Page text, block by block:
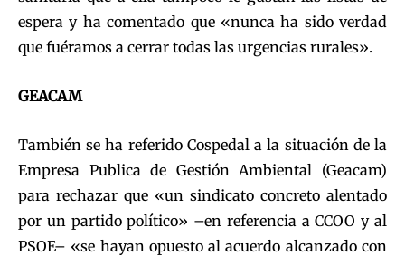
espera y ha comentado que «nunca ha sido verdad
que fuéramos a cerrar todas las urgencias rurales».
GEACAM
También se ha referido Cospedal a la situación de la
Empresa Publica de Gestión Ambiental (Geacam)
para rechazar que «un sindicato concreto alentado
por un partido político» –en referencia a CCOO y al
PSOE– «se hayan opuesto al acuerdo alcanzado con